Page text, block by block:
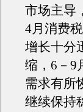
市场主导
4月消费
增长十分
缩，6－9
需求有所
继续保持